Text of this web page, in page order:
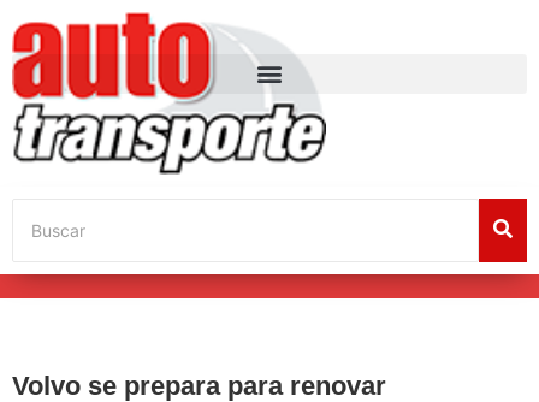
Volvo se prepara para renovar